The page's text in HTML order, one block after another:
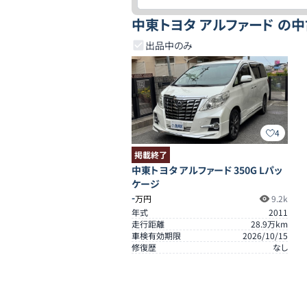
中東トヨタ アルファード の
出品中のみ
4
掲載終了
中東トヨタ アルファード 350G Lパッ
ケージ
-万円
9.2k
年式
2011
走行距離
28.9万km
車検有効期限
2026/10/15
修復歴
なし